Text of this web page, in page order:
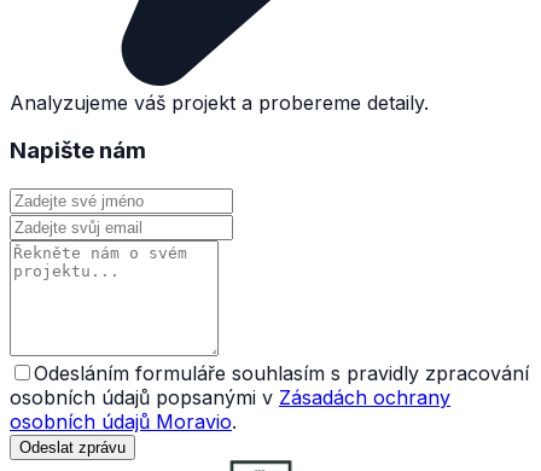
Analyzujeme váš projekt a probereme detaily.
Napište nám
Odesláním formuláře souhlasím s pravidly zpracování
osobních údajů popsanými v Zásadách ochrany
osobních údajů Moravio.
Odeslat zprávu